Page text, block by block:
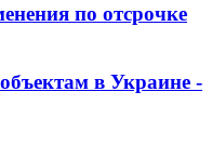
по отсрочке
в Украине -